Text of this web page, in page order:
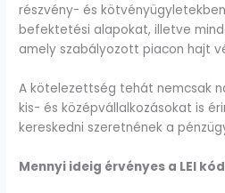
részvény- és
befektetési alapokat, illetve
amely szabályozott piacon hajt
A kötelezettség tehát nemcsak
kis- és középvállalkozásokat is
kereskedni szeretnének a
Mennyi ideig érvényes a LEI